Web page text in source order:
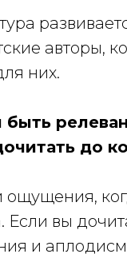
авторы,
них.
до
ощущения,
Если вы
и